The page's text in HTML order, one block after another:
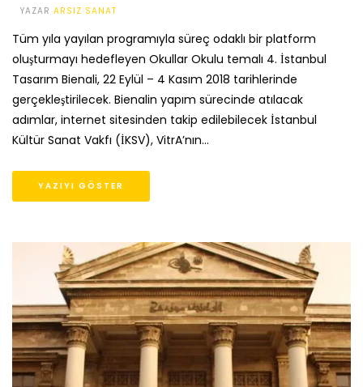
YAZAR ARSIZ SANAT
Tüm yıla yayılan programıyla süreç odaklı bir platform
oluşturmayı hedefleyen Okullar Okulu temalı 4. İstanbul
Tasarım Bienali, 22 Eylül – 4 Kasım 2018 tarihlerinde
gerçekleştirilecek. Bienalin yapım sürecinde atılacak
adımlar, internet sitesinden takip edilebilecek İstanbul
Kültür Sanat Vakfı (İKSV), VitrA’nın…
YAZIYI GÖSTER